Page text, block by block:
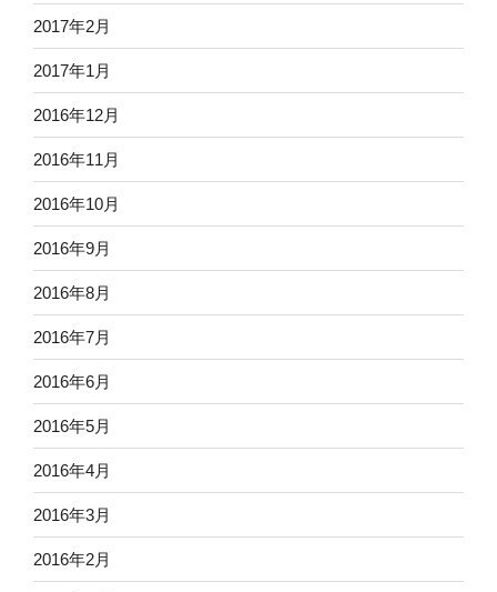
2017年2月
2017年1月
2016年12月
2016年11月
2016年10月
2016年9月
2016年8月
2016年7月
2016年6月
2016年5月
2016年4月
2016年3月
2016年2月